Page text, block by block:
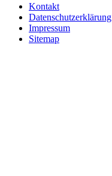
Kontakt
Datenschutzerklärung
Impressum
Sitemap